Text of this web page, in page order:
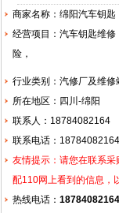
商家名称：绵阳汽车钥匙
经营项目：汽车钥匙维
险，
行业类别：汽修厂及维修
所在地区：四川-绵阳
联系人：18784082164
联系电话：18784082164
友情提示：请您在联系
配110网上看到的信息，
热线电话： 18784082164